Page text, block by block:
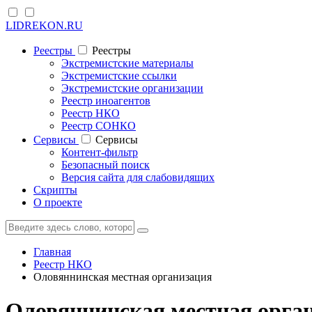
LIDREKON.RU
Реестры
Реестры
Экстремистские материалы
Экстремистские ссылки
Экстремистские организации
Реестр иноагентов
Реестр НКО
Реестр СОНКО
Cервисы
Cервисы
Контент-фильтр
Безопасный поиск
Версия сайта для слабовидящих
Скрипты
О проекте
Главная
Реестр НКО
Оловяннинская местная организация